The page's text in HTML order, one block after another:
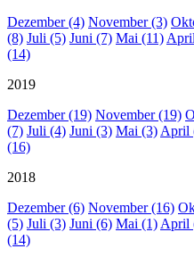
Dezember (4) November (3)
(8) Juli (5) Juni (7) Mai (11)
(14)
2019
Dezember (19) November (19)
(7) Juli (4) Juni (3) Mai (3) April
(16)
2018
Dezember (6) November (16)
(5) Juli (3) Juni (6) Mai (1) April
(14)